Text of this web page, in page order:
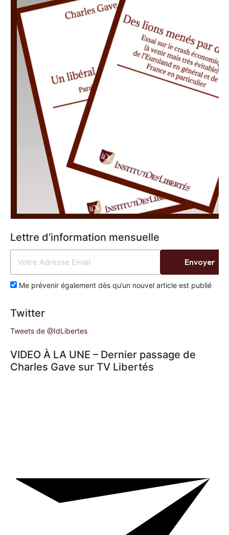
Lettre d’information mensuelle
Me prévenir également dès qu’un nouvel article est publié
Envoyer
Twitter
Tweets de @IdLibertes
VIDEO À LA UNE – Dernier passage de
Charles Gave sur TV Libertés